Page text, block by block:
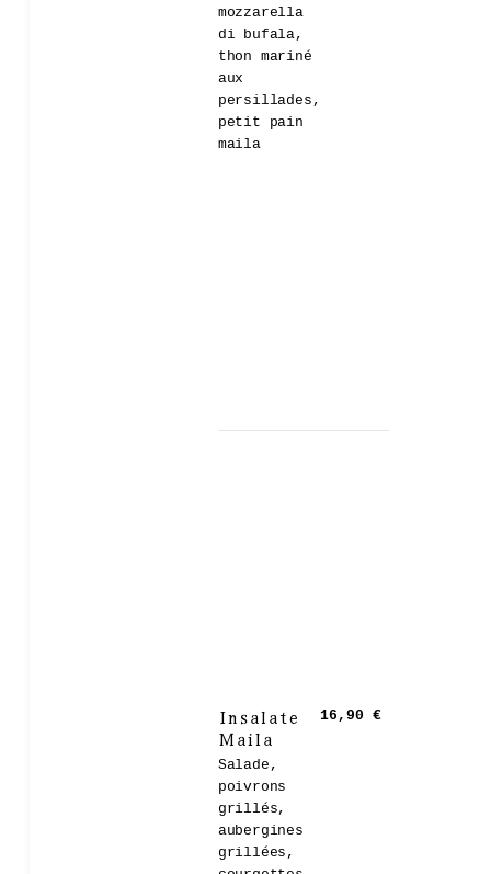
mozzarella
di bufala,
thon mariné
aux
persillades,
petit pain
maila
Insalate
Maila
Salade,
poivrons
grillés,
aubergines
grillées,
16,90 €